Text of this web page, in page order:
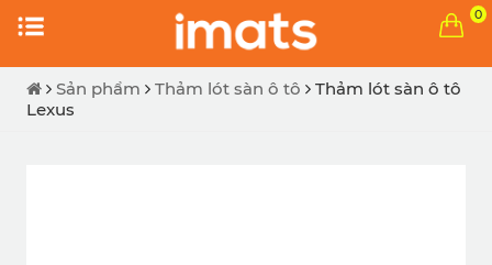
0
Sản phẩm Thảm lót sàn ô tô
Thảm lót sàn ô tô
Lexus